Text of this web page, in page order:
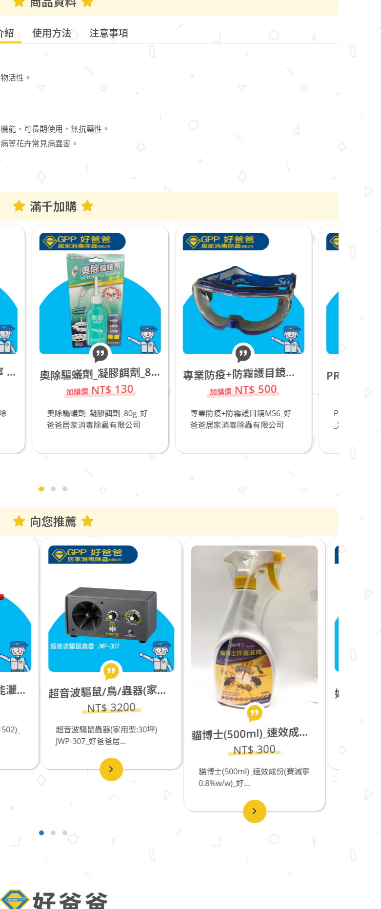
紹 使用方法 注意事項
活性。
能，可長期使用，無抗藥性。
等花卉常見病蟲害。
滿千加購
除驅蟻劑_凝膠餌劑_80g
_80g_好
限公司
專
業防疫+防霧護目鏡M56
NT$ 500
專業防疫+防霧護目鏡M56_好
爸爸居家消毒除蟲有限公司
PRO-TEX 7050 Coverall防護衣_XL_庫存品20件,請把握!
NT$ 150
PRO-TEX 7050 Coverall防護衣
_XL_庫...
向您推薦
音波驅鼠/鳥/蟲器(家用型:30坪) JWP-307
型:30坪)
貓 博士(500ml)_速效成份(賽滅寧0.8%w/w)缺貨中
NT$ 300
貓博士(500ml)_速效成份(賽滅寧
0.8%w/w)_好...
好 爸爸艾草薰香(捲)_4盒優惠價_免運
NT$ 1000
好爸爸艾草薰香(捲)_四盒優惠價
_免運_好爸爸居家消毒除蟲...